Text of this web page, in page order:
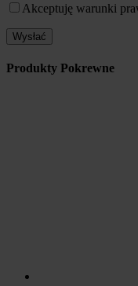
Akceptuję warunki
Produkty Pokrewne